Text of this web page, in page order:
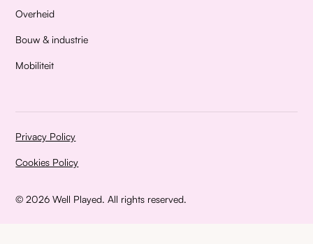
Overheid
Bouw & industrie
Mobiliteit
©2026 Well Played. All rights reserved.
Privacy Policy
Cookies Policy